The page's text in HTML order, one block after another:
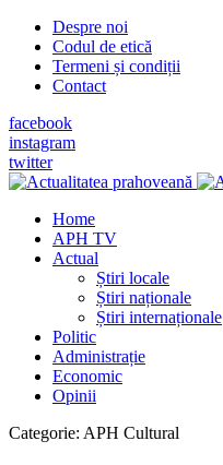
Despre noi
Codul de etică
Termeni și condiții
Contact
facebook
instagram
twitter
Home
APH TV
Actual
Știri locale
Știri naționale
Știri internaționale
Politic
Administrație
Economic
Opinii
Categorie: APH Cultural